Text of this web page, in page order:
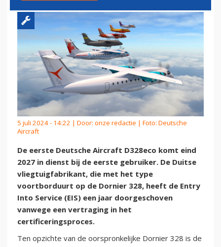
5 juli 2024 - 14:22 | Door: onze redactie | Foto: Deutsche
Aircraft
De eerste Deutsche Aircraft D328eco komt eind
2027 in dienst bij de eerste gebruiker. De Duitse
vliegtuigfabrikant, die met het type
voortborduurt op de Dornier 328, heeft de Entry
Into Service (EIS) een jaar doorgeschoven
vanwege een vertraging in het
certificeringsproces.
Ten opzichte van de oorspronkelijke Dornier 328 is de